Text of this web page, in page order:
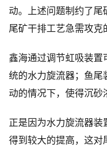
动。上述问题制约了
尾矿干排工艺急需攻克
鑫海通过调节虹吸装
统的水力旋流器；鱼
动的情况下，使得沉砂
正是因为水力旋流器
得到较大的提高，这